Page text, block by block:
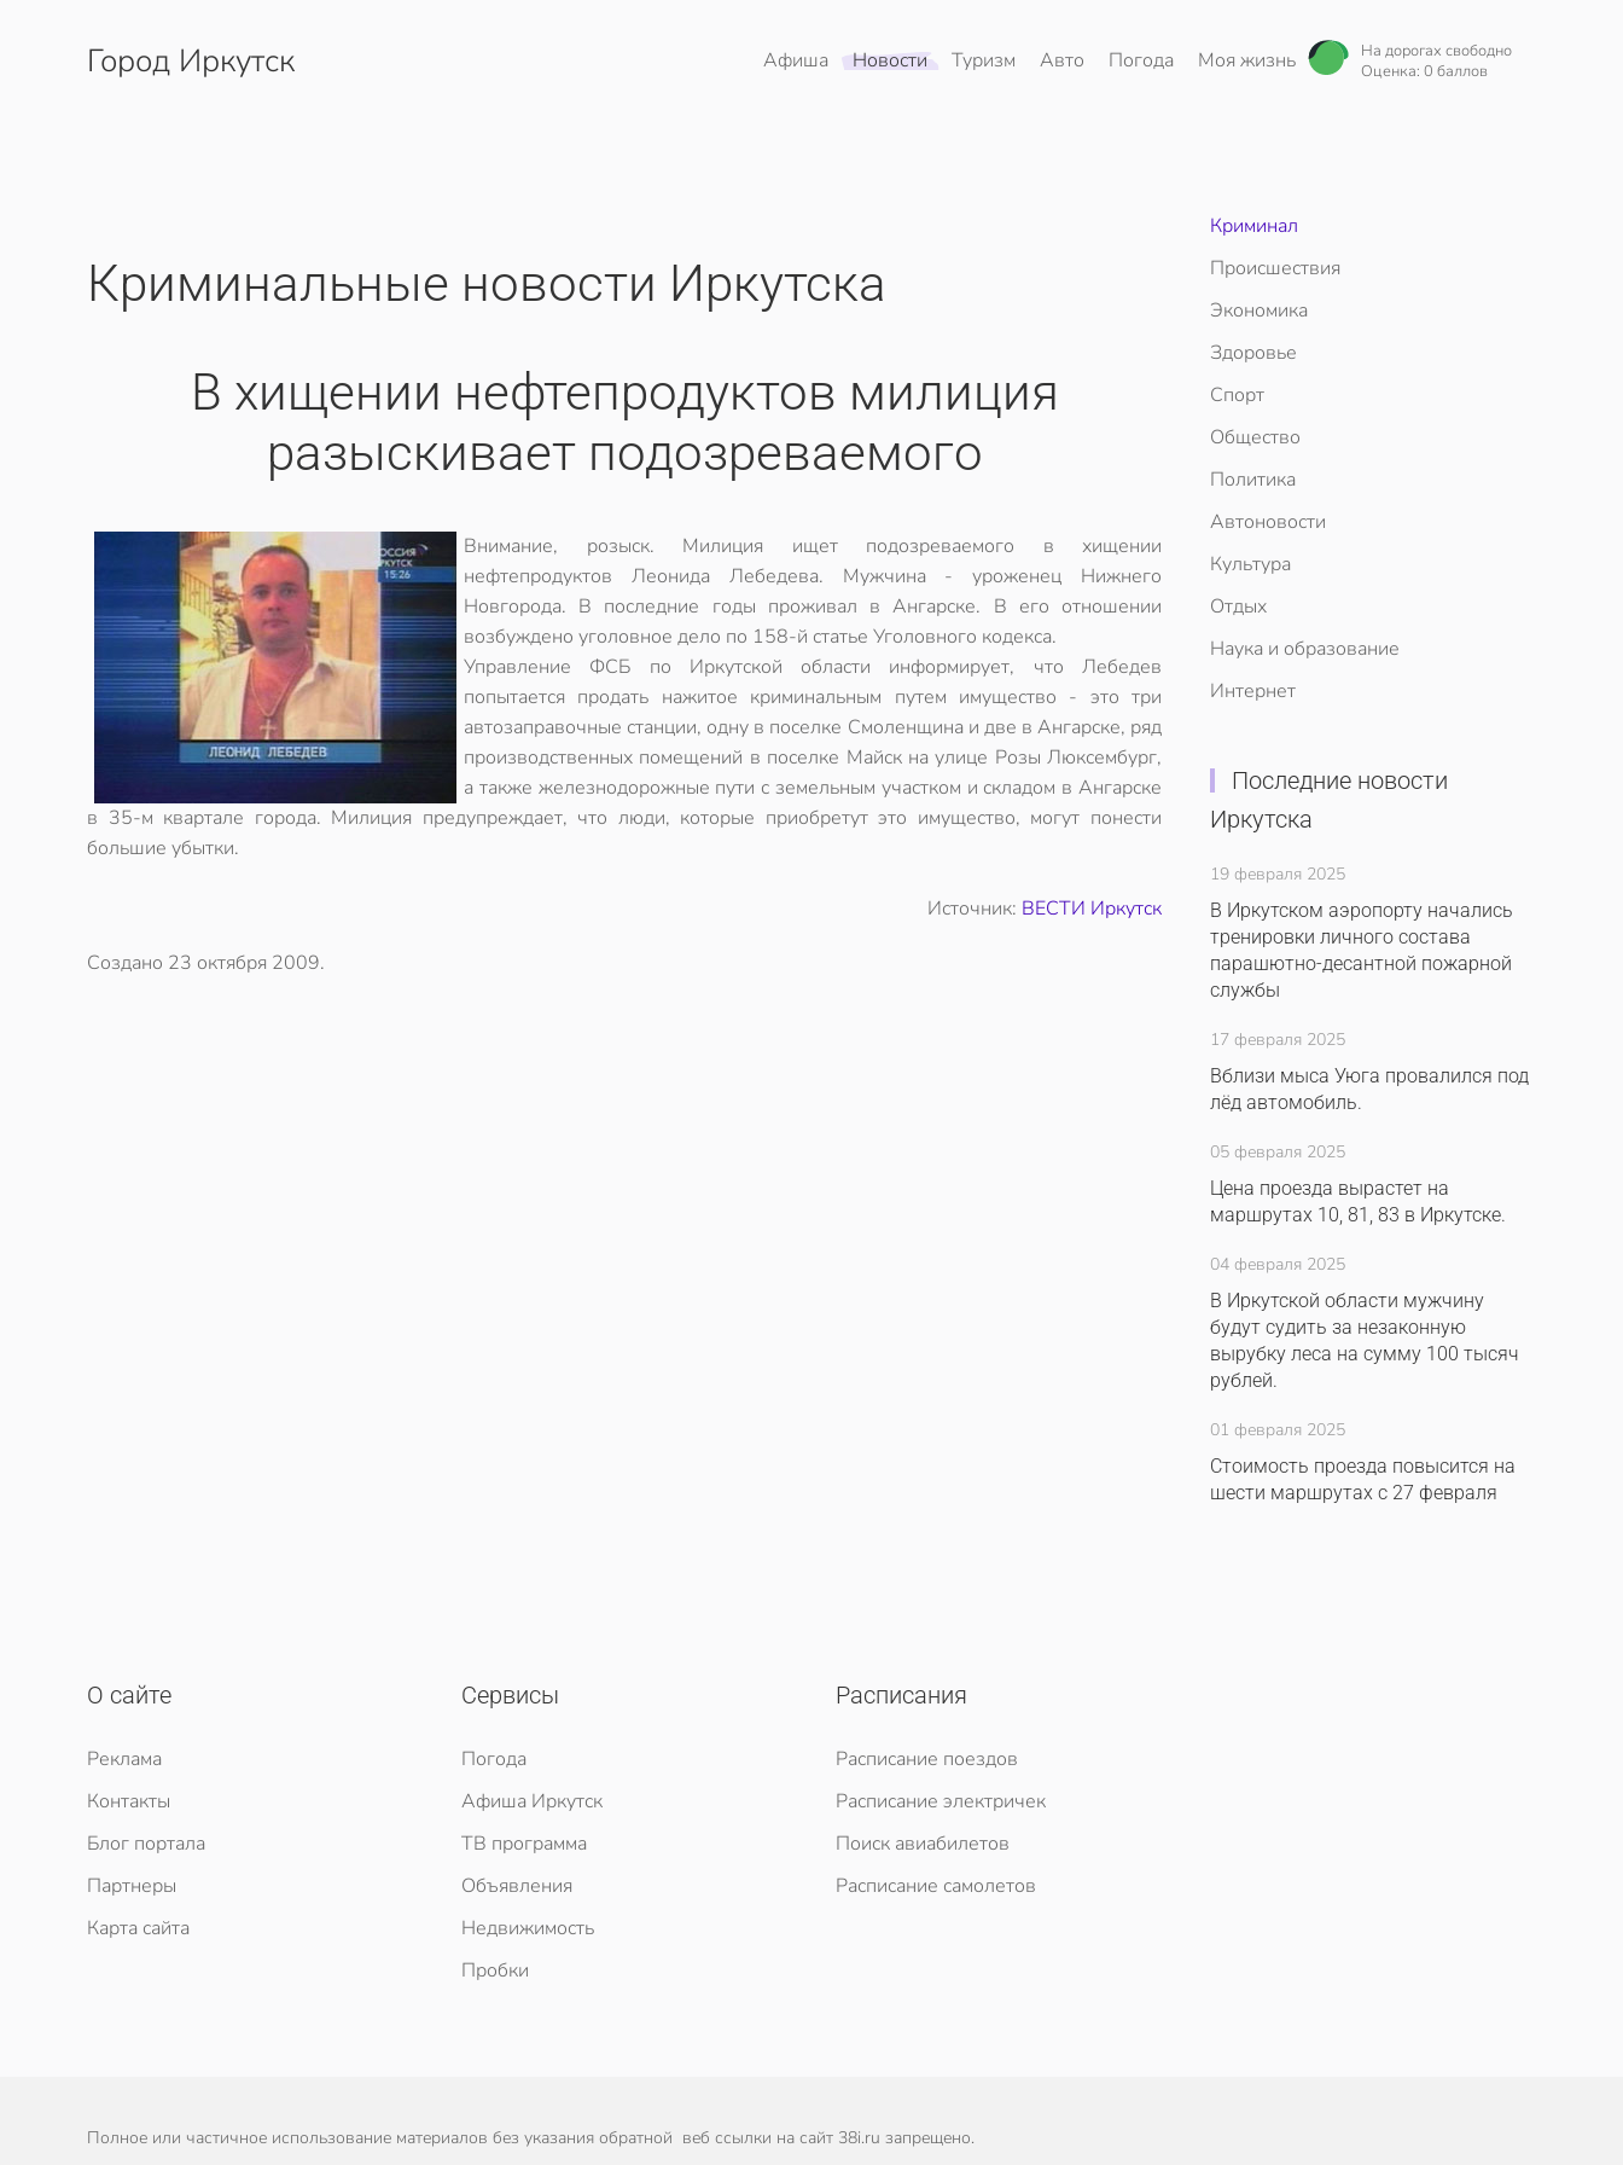
Перейти к содержимому
Город Иркутск Афиша Новости Туризм Авто Погода Моя жизнь
На дорогах свободно
Оценка: 0 баллов
Криминальные новости Иркутска
В хищении нефтепродуктов милиция
разыскивает подозреваемого
Внимание, розыск. Милиция ищет подозреваемого в хищении
нефтепродуктов Леонида Лебедева. Мужчина - уроженец Нижнего
Новгорода. В последние годы проживал в Ангарске. В его отношении
возбуждено уголовное дело по 158-й статье Уголовного кодекса.
Управление ФСБ по Иркутской области информирует, что Лебедев
попытается продать нажитое криминальным путем имущество - это три
автозаправочные станции, одну в поселке Смоленщина и две в Ангарске, ряд
производственных помещений в поселке Майск на улице Розы Люксембург,
а также железнодорожные пути с земельным участком и складом в Ангарске
в 35-м квартале города. Милиция предупреждает, что люди, которые приобретут это имущество, могут понести
большие убытки.
Источник: ВЕСТИ Иркутск
Создано 23 октября 2009.
Криминал
Происшествия
Экономика
Здоровье
Спорт
Общество
Политика
Автоновости
Культура
Отдых
Наука и образование
Интернет
Последние новости
Иркутска
19 февраля 2025
В Иркутском аэропорту начались
тренировки личного состава
парашютно-десантной пожарной
службы
17 февраля 2025
Вблизи мыса Уюга провалился под
лёд автомобиль.
05 февраля 2025
Цена проезда вырастет на
маршрутах 10, 81, 83 в Иркутске.
04 февраля 2025
В Иркутской области мужчину
будут судить за незаконную
вырубку леса на сумму 100 тысяч
рублей.
01 февраля 2025
Стоимость проезда повысится на
шести маршрутах с 27 февраля
О сайте
Реклама
Контакты
Блог портала
Партнеры
Карта сайта
Сервисы
Погода
Афиша Иркутск
ТВ программа
Объявления
Недвижимость
Пробки
Расписания
Расписание поездов
Расписание электричек
Поиск авиабилетов
Расписание самолетов
Полное или частичное использование материалов без указания обратной веб ссылки на сайт 38i.ru запрещено.